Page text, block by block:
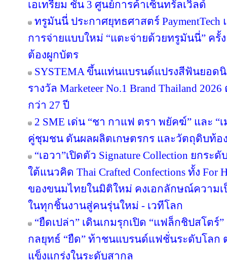
เอเทรียม ชั้น 3 ศูนย์การค้าเซ็นทรัลเวิลด์
ทรูมันนี่ ประกาศยุทธศาสตร์
การจ่ายแบบใหม่ “แตะจ่ายด้วยทรูมันนี่” ครั้
ต้องผูกบัตร
SYSTEMA ขึ้นแท่นแบรนด์แปรงสีฟันยอด
รางวัล Marketeer No.1 Brand Thailand
กว่า 27 ปี
2 SME เด่น “ชา กาแฟ ตรา พยัคฆ์” และ
คู่ชุมชน ดันผลผลิตเกษตรกร และวัตถุดิบท้อ
“เอวา”เปิดตัว Signature Collection ยกร
ใต้แนวคิด Thai Crafted Confections ทั้ง For
ของขนมไทยในมิติใหม่ คงเอกลักษณ์ความ
ในทุกชิ้นงานสู่คนรุ่นใหม่ - เวทีโลก
“ยืดเปล่า” เดินเกมรุกเปิด “แฟล็กชิปสโต
กลยุทธ์ “ยืด” ท้าชนแบรนด์แฟชั่นระดับโลก
แข็งแกร่งในระดับสากล